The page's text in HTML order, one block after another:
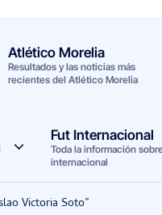
Atlético Morelia
Resultados y las noticias más
recientes del Atlético Morelia
Fut Internacional
Toda la información
internacional
Victoria Soto”